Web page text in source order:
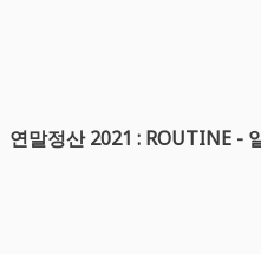
연말정산 2021 : ROUTINE -